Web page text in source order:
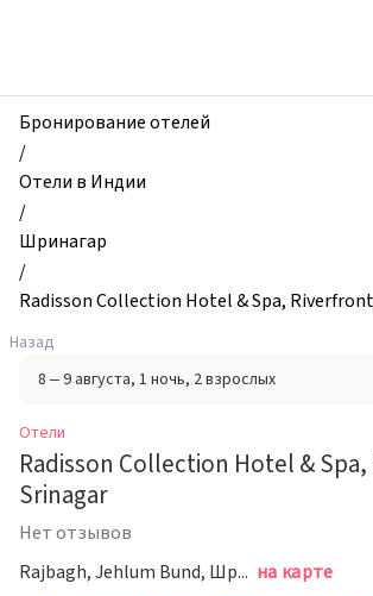
Radisson
Collection
Hotel
&
Spa,
Riverfront
Srinagar,
Шринагар,
Индия
Бронирование отелей
/
Отели в Индии
/
Шринагар
/
Radisson Collection Hotel & Spa,
Назад
8 – 9 августа, 1 ночь, 2 взрослых
Отели
Radisson Collection Hotel &
Srinagar
Нет отзывов
Rajbagh, Jehlum Bund, Шринагар на карте